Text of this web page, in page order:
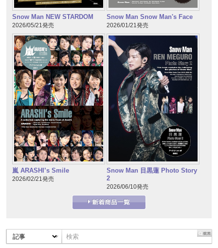
Snow Man NEW STARDOM
2026/05/21発売
Snow Man Snow Man's Face
2026/01/21発売
嵐 ARASHI’s Smile
2026/02/21発売
Snow Man 目黒蓮 Photo Story
2
2026/06/10発売